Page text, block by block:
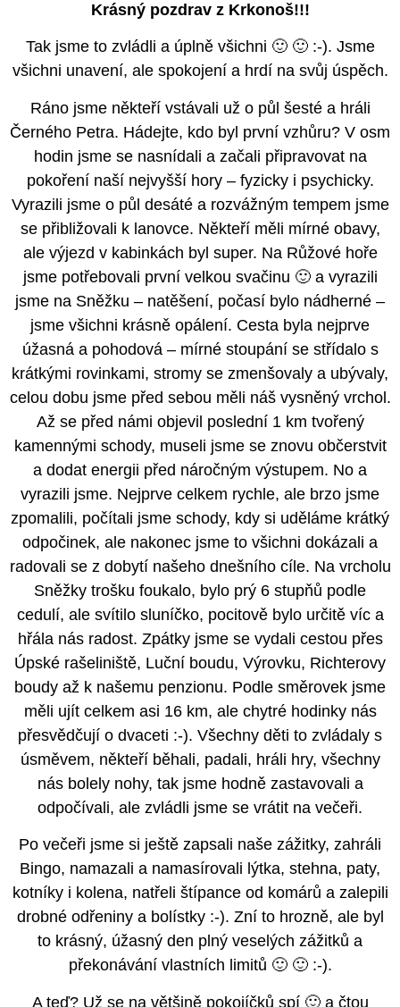
Krásný pozdrav z Krkonoš!!!
Tak jsme to zvládli a úplně všichni 🙂 🙂 :-). Jsme
všichni unavení, ale spokojení a hrdí na svůj úspěch.
Ráno jsme někteří vstávali už o půl šesté a hráli
Černého Petra. Hádejte, kdo byl první vzhůru? V osm
hodin jsme se nasnídali a začali připravovat na
pokoření naší nejvyšší hory – fyzicky i psychicky.
Vyrazili jsme o půl desáté a rozvážným tempem jsme
se přibližovali k lanovce. Někteří měli mírné obavy,
ale výjezd v kabinkách byl super. Na Růžové hoře
jsme potřebovali první velkou svačinu 🙂 a vyrazili
jsme na Sněžku – natěšení, počasí bylo nádherné –
jsme všichni krásně opálení. Cesta byla nejprve
úžasná a pohodová – mírné stoupání se střídalo s
krátkými rovinkami, stromy se zmenšovaly a ubývaly,
celou dobu jsme před sebou měli náš vysněný vrchol.
Až se před námi objevil poslední 1 km tvořený
kamennými schody, museli jsme se znovu občerstvit
a dodat energii před náročným výstupem. No a
vyrazili jsme. Nejprve celkem rychle, ale brzo jsme
zpomalili, počítali jsme schody, kdy si uděláme krátký
odpočinek, ale nakonec jsme to všichni dokázali a
radovali se z dobytí našeho dnešního cíle. Na vrcholu
Sněžky trošku foukalo, bylo prý 6 stupňů podle
cedulí, ale svítilo sluníčko, pocitově bylo určitě víc a
hřála nás radost. Zpátky jsme se vydali cestou přes
Úpské rašeliniště, Luční boudu, Výrovku, Richterovy
boudy až k našemu penzionu. Podle směrovek jsme
měli ujít celkem asi 16 km, ale chytré hodinky nás
přesvědčují o dvaceti :-). Všechny děti to zvládaly s
úsměvem, někteří běhali, padali, hráli hry, všechny
nás bolely nohy, tak jsme hodně zastavovali a
odpočívali, ale zvládli jsme se vrátit na večeři.
Po večeři jsme si ještě zapsali naše zážitky, zahráli
Bingo, namazali a namasírovali lýtka, stehna, paty,
kotníky i kolena, natřeli štípance od komárů a zalepili
drobné odřeniny a bolístky :-). Zní to hrozně, ale byl
to krásný, úžasný den plný veselých zážitků a
překonávání vlastních limitů 🙂 🙂 :-).
A teď? Už se na většině pokojíčků spí 🙂 a čtou